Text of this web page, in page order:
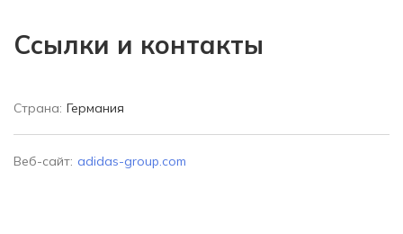
Ссылки и контакты
Страна: Германия
Веб-сайт: adidas-group.com